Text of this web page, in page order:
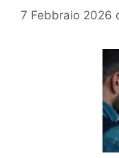
7 Febbraio 2026